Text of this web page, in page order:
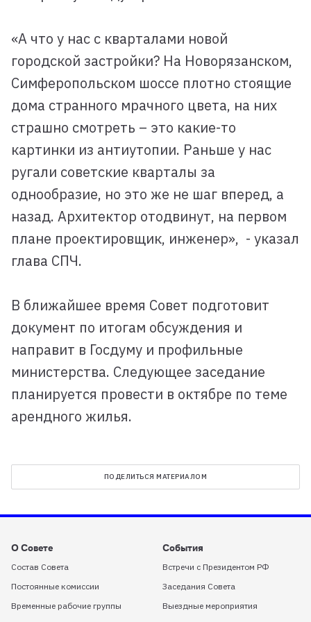
ПОДЕЛИТЬСЯ МАТЕРИАЛОМ
«А что у нас с кварталами новой
городской застройки? На Новорязанском,
Симферопольском шоссе плотно стоящие
дома странного мрачного цвета, на них
страшно смотреть – это какие-то
картинки из антиутопии. Раньше у нас
ругали советские кварталы за
однообразие, но это же не шаг вперед, а
назад. Архитектор отодвинут, на первом
плане проектировщик, инженер», - указал
глава СПЧ.
В ближайшее время Совет подготовит
документ по итогам обсуждения и
направит в Госдуму и профильные
министерства. Следующее заседание
планируется провести в октябре по теме
арендного жилья.
О Совете
Состав Совета
Постоянные комиссии
Временные рабочие группы
События
Встречи с Президентом РФ
Заседания Совета
Выездные мероприятия